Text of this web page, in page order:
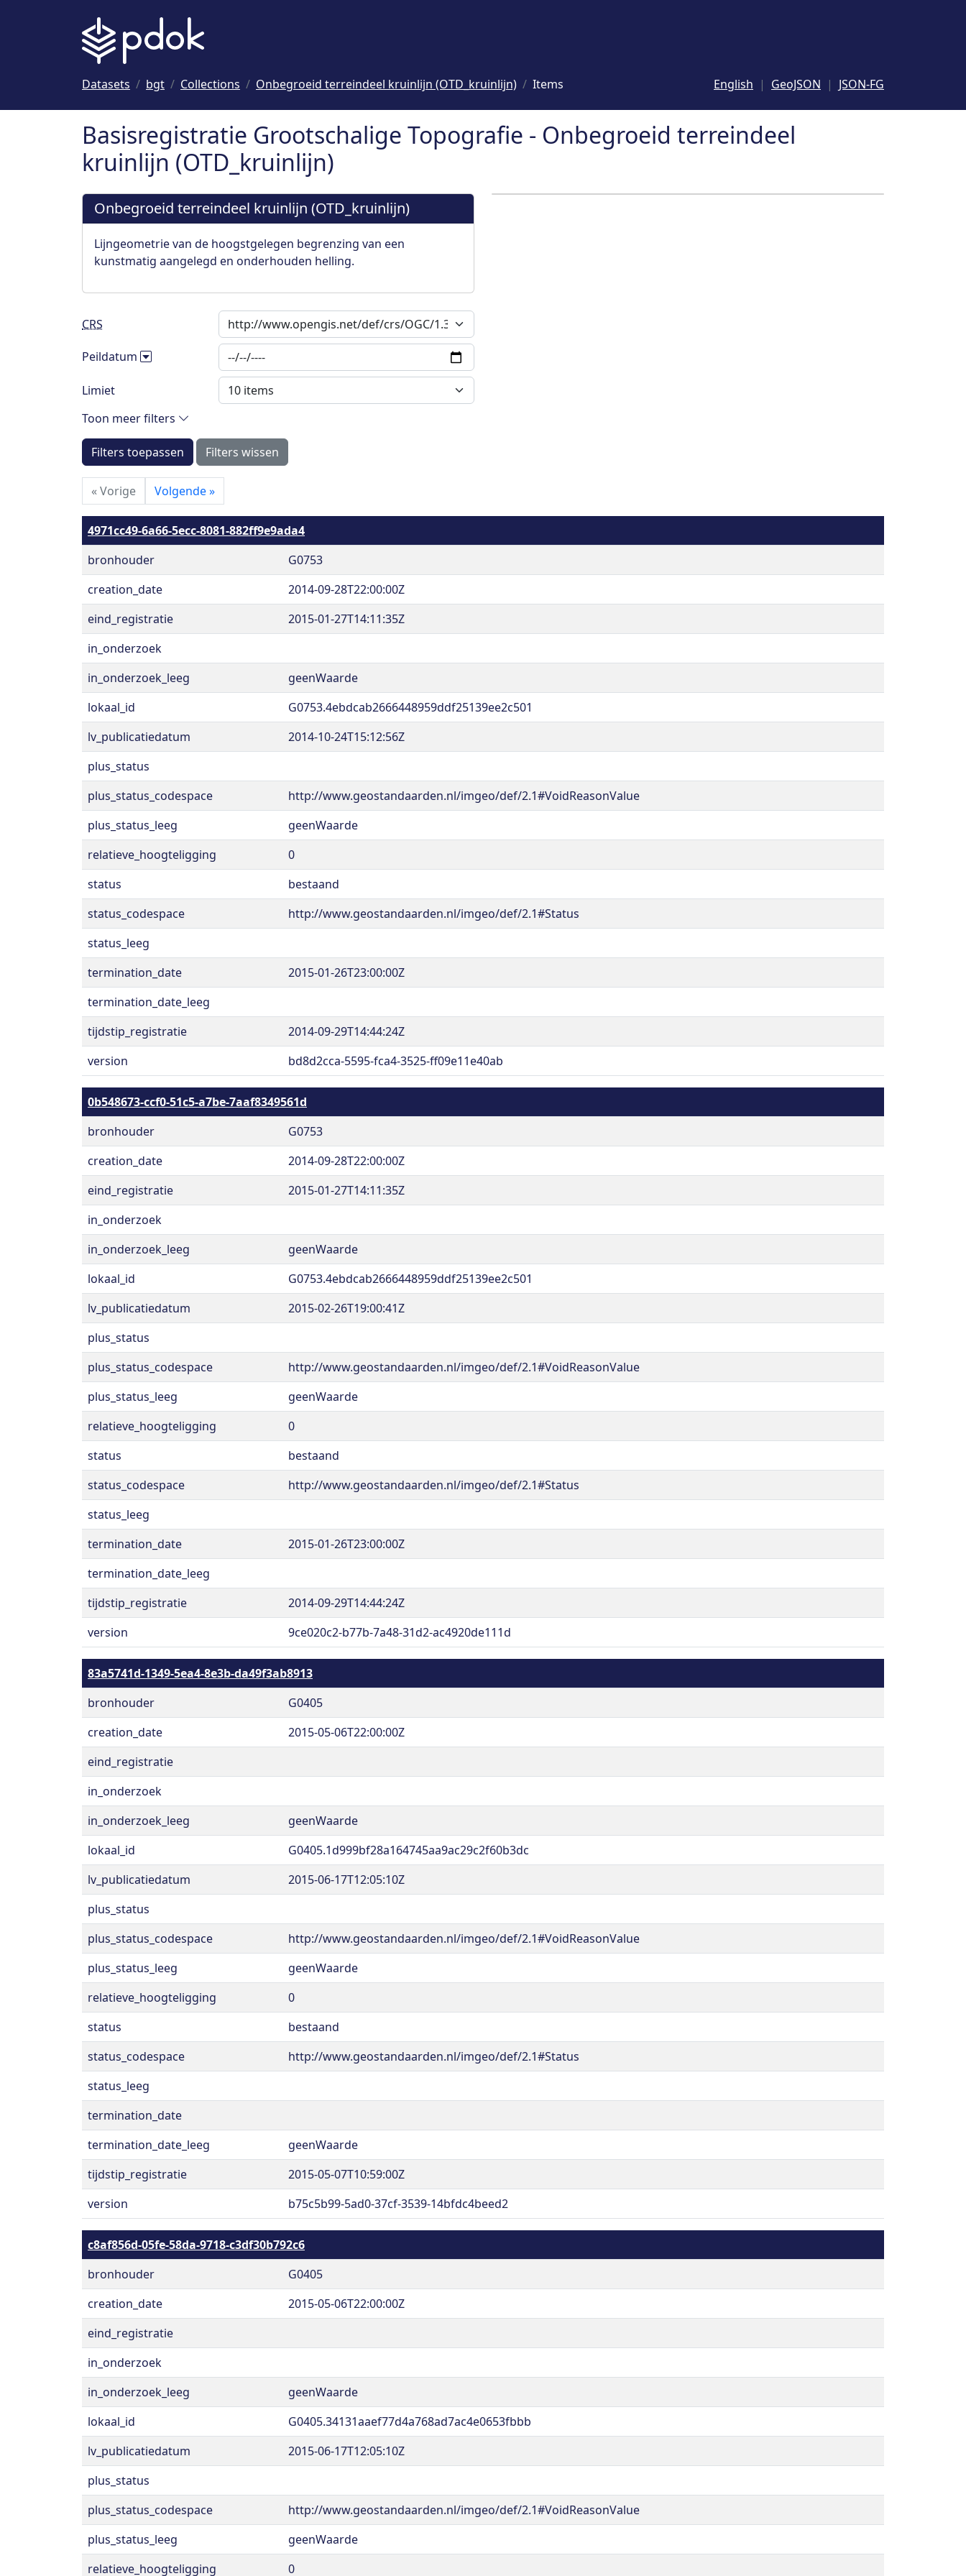
Datasets bgt Collections Onbegroeid terreindeel kruinlijn (OTD_kruinlijn) Items English GeoJSON JSON-FG
Basisregistratie Grootschalige Topografie - Onbegroeid terreindeel
kruinlijn (OTD_kruinlijn)
Onbegroeid terreindeel kruinlijn (OTD_kruinlijn)
Lijngeometrie van de hoogstgelegen begrenzing van een
kunstmatig aangelegd en onderhouden helling.
CRS
Peildatum
Limiet
Toon meer filters
Filters toepassen Filters wissen
«Vorige Volgende»
4971cc49-6a66-5ecc-8081-882ff9e9ada4
bronhouder
G0753
creation_date
2014-09-28T22:00:00Z
eind_registratie
2015-01-27T14:11:35Z
in_onderzoek
in_onderzoek_leeg
geenWaarde
lokaal_id
G0753.4ebdcab2666448959ddf25139ee2c501
lv_publicatiedatum
2014-10-24T15:12:56Z
plus_status
plus_status_codespace
http://www.geostandaarden.nl/imgeo/def/2.1#VoidReasonValue
plus_status_leeg
geenWaarde
relatieve_hoogteligging
0
status
bestaand
status_codespace
http://www.geostandaarden.nl/imgeo/def/2.1#Status
status_leeg
termination_date
2015-01-26T23:00:00Z
termination_date_leeg
tijdstip_registratie
2014-09-29T14:44:24Z
version
bd8d2cca-5595-fca4-3525-ff09e11e40ab
0b548673-ccf0-51c5-a7be-7aaf8349561d
bronhouder
G0753
creation_date
2014-09-28T22:00:00Z
eind_registratie
2015-01-27T14:11:35Z
in_onderzoek
in_onderzoek_leeg
geenWaarde
lokaal_id
G0753.4ebdcab2666448959ddf25139ee2c501
lv_publicatiedatum
2015-02-26T19:00:41Z
plus_status
plus_status_codespace
http://www.geostandaarden.nl/imgeo/def/2.1#VoidReasonValue
plus_status_leeg
geenWaarde
relatieve_hoogteligging
0
status
bestaand
status_codespace
http://www.geostandaarden.nl/imgeo/def/2.1#Status
status_leeg
termination_date
2015-01-26T23:00:00Z
termination_date_leeg
tijdstip_registratie
2014-09-29T14:44:24Z
version
9ce020c2-b77b-7a48-31d2-ac4920de111d
83a5741d-1349-5ea4-8e3b-da49f3ab8913
bronhouder
G0405
creation_date
2015-05-06T22:00:00Z
eind_registratie
in_onderzoek
in_onderzoek_leeg
geenWaarde
lokaal_id
G0405.1d999bf28a164745aa9ac29c2f60b3dc
lv_publicatiedatum
2015-06-17T12:05:10Z
plus_status
plus_status_codespace
http://www.geostandaarden.nl/imgeo/def/2.1#VoidReasonValue
plus_status_leeg
geenWaarde
relatieve_hoogteligging
0
status
bestaand
status_codespace
http://www.geostandaarden.nl/imgeo/def/2.1#Status
status_leeg
termination_date
termination_date_leeg
geenWaarde
tijdstip_registratie
2015-05-07T10:59:00Z
version
b75c5b99-5ad0-37cf-3539-14bfdc4beed2
c8af856d-05fe-58da-9718-c3df30b792c6
bronhouder
G0405
creation_date
2015-05-06T22:00:00Z
eind_registratie
in_onderzoek
in_onderzoek_leeg
geenWaarde
lokaal_id
G0405.34131aaef77d4a768ad7ac4e0653fbbb
lv_publicatiedatum
2015-06-17T12:05:10Z
plus_status
plus_status_codespace
http://www.geostandaarden.nl/imgeo/def/2.1#VoidReasonValue
plus_status_leeg
geenWaarde
relatieve_hoogteligging
0